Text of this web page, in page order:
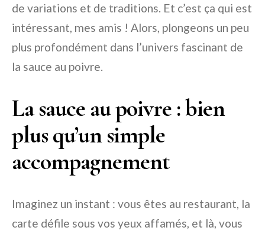
de variations et de traditions. Et c’est ça qui est
intéressant, mes amis ! Alors, plongeons un peu
plus profondément dans l’univers fascinant de
la sauce au poivre.
La sauce au poivre : bien
plus qu’un simple
accompagnement
Imaginez un instant : vous êtes au restaurant, la
carte défile sous vos yeux affamés, et là, vous